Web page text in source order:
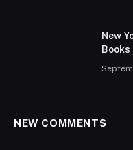
New
NEW COMMENTS